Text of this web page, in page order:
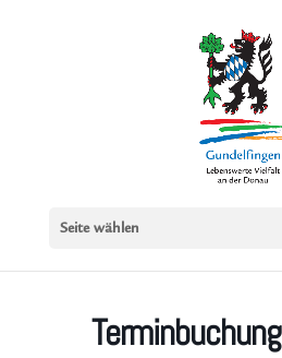
Seite wählen
Terminbuchung